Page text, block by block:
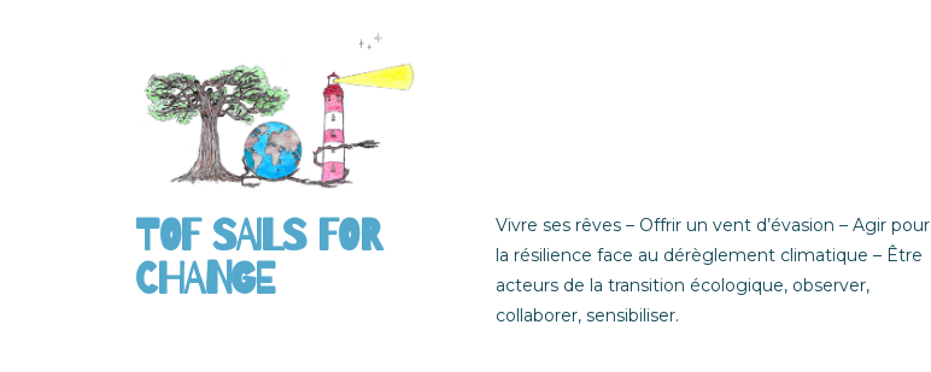
TOF SAILS FOR
CHANGE
Vivre ses rêves – Offrir un vent d’évasion –Agir pour
la résilience face au dérèglement climatique – Être
acteurs de la transition écologique, observer,
collaborer, sensibiliser.